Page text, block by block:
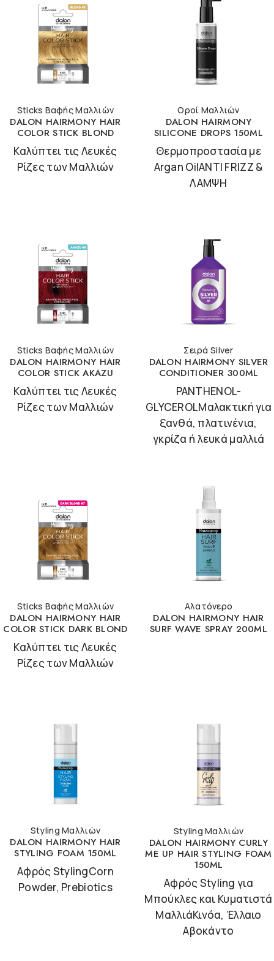
Sticks Βαφής Μαλλιών
DALON HAIRMONY HAIR
COLOR STICK BLOND
Καλύπτει τις Λευκές
Ρίζες των Μαλλιών
Οροί Μαλλιών
DALON HAIRMONY
SILICONE DROPS 150ML
Θερμοπροστασία με
Argan OilANTI FRIZZ &
ΛΑΜΨΗ
Sticks Βαφής Μαλλιών
DALON HAIRMONY HAIR
COLOR STICK AKAZU
Καλύπτει τις Λευκές
Ρίζες των Μαλλιών
Σειρά Silver
DALON HAIRMONY SILVER
CONDITIONER 300ML
PANTHENOL-
GLYCEROLΜαλακτική για
ξανθά, πλατινένια,
γκρίζα ή λευκά μαλλιά
Sticks Βαφής Μαλλιών
DALON HAIRMONY HAIR
COLOR STICK DARK BLOND
Καλύπτει τις Λευκές
Ρίζες των Μαλλιών
Αλατόνερο
DALON HAIRMONY HAIR
SURF WAVE SPRAY 200ML
Styling Μαλλιών
DALON HAIRMONY HAIR
STYLING FOAM 150ML
Αφρός StylingCorn
Powder, Prebiotics
Styling Μαλλιών
DALON HAIRMONY CURLY
ME UP HAIR STYLING FOAM
150ML
Αφρός Styling για
Μπούκλες και Κυματιστά
ΜαλλιάΚινόα, Έλλαιο
Αβοκάντο